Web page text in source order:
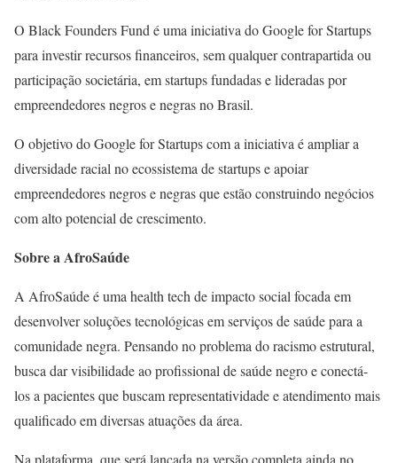
O Black Founders Fund é uma iniciativa do Google for Startups
para investir recursos financeiros, sem qualquer contrapartida ou
participação societária, em startups fundadas e lideradas por
empreendedores negros e negras no Brasil.
O objetivo do Google for Startups com a iniciativa é ampliar a
diversidade racial no ecossistema de startups e apoiar
empreendedores negros e negras que estão construindo negócios
com alto potencial de crescimento.
Sobre a AfroSaúde
A AfroSaúde é uma health tech de impacto social focada em
desenvolver soluções tecnológicas em serviços de saúde para a
comunidade negra. Pensando no problema do racismo estrutural,
busca dar visibilidade ao profissional de saúde negro e conectá-
los a pacientes que buscam representatividade e atendimento mais
qualificado em diversas atuações da área.
Na plataforma, que será lançada na versão completa ainda no